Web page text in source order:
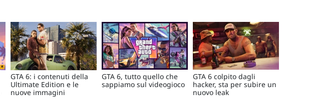
GTA 6: i contenuti della
Ultimate Edition e le
nuove immagini
GTA 6, tutto quello che
sappiamo sul videogioco
GTA 6 colpito dagli
hacker, sta per subire un
nuovo leak